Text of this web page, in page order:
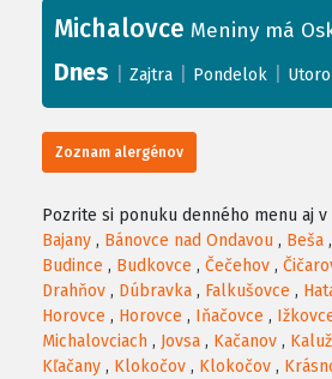
+
−
Michalovce Meniny má
Dnes Zajtra Pondelok
Zoznam alergénov
Pozrite si ponuku denného menu aj v
Bajany , Bánovce nad Ondavou , Beša ,
Budince , Budkovce , Čečehov ,
Drahňov , Dúbravka , Falkušovce ,
Horovce , Horovce , Iňačovce ,
Michalovciach , Jovsa , Kačanov ,
Kľačany , Klokočov , Klokočov ,